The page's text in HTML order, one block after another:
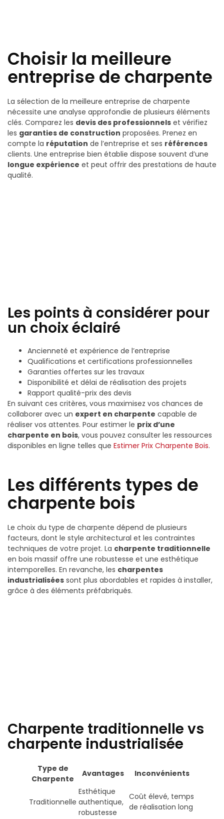
Choisir la meilleure
entreprise de charpente
La sélection de la meilleure entreprise de charpente
nécessite une analyse approfondie de plusieurs éléments
clés. Comparez les devis des professionnels et vérifiez
les garanties de construction proposées. Prenez en
compte la réputation de l’entreprise et ses références
clients. Une entreprise bien établie dispose souvent d’une
longue expérience et peut offrir des prestations de haute
qualité.
Les points à considérer pour
un choix éclairé
Ancienneté et expérience de l’entreprise
Qualifications et certifications professionnelles
Garanties offertes sur les travaux
Disponibilité et délai de réalisation des projets
Rapport qualité-prix des devis
En suivant ces critères, vous maximisez vos chances de
collaborer avec un expert en charpente capable de
réaliser vos attentes. Pour estimer le prix d’une
charpente en bois, vous pouvez consulter les ressources
disponibles en ligne telles que Estimer Prix Charpente Bois.
Les différents types de
charpente bois
Le choix du type de charpente dépend de plusieurs
facteurs, dont le style architectural et les contraintes
techniques de votre projet. La charpente traditionnelle
en bois massif offre une robustesse et une esthétique
intemporelles. En revanche, les charpentes
industrialisées sont plus abordables et rapides à installer,
grâce à des éléments préfabriqués.
Charpente traditionnelle vs
charpente industrialisée
Type de
Charpente
Avantages Inconvénients
Traditionnelle
Esthétique
authentique,
robustesse
Coût élevé, temps
de réalisation long